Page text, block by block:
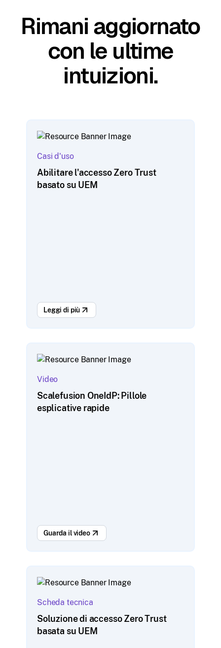
Rimani aggiornato
con le ultime
intuizioni.
Casi d'uso
Abilitare l'accesso Zero Trust
basato su UEM
Leggi di più
Video
Scalefusion OneIdP: Pillole
esplicative rapide
Guarda il video
Scheda tecnica
Soluzione di accesso Zero Trust
basata su UEM